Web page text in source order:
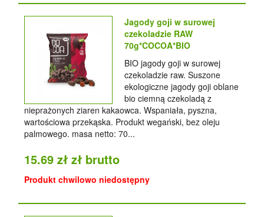
Jagody goji w surowej
czekoladzie RAW
70g*COCOA*BIO
BIO jagody goji w surowej
czekoladzie raw. Suszone
ekologiczne jagody goji oblane
bio ciemną czekoladą z
nieprażonych ziaren kakaowca. Wspaniała, pyszna,
wartościowa przekąska. Produkt wegański, bez oleju
palmowego. masa netto: 70...
15.69 zł zł brutto
Produkt chwilowo niedostępny